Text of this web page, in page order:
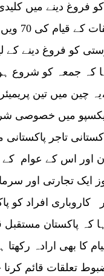
فروغ دینے میں
رواں
کو فروغ دینے کے
کہ جمعہ کو شروع
چین میں تین
ایکسپو میں
ہے اور تقریبا 20 پاکستانی
اور اس کے
ایک تجارتی اور
افراد کو
کہ پاکستان
کا بھی ارادہ
تعلقات قائم